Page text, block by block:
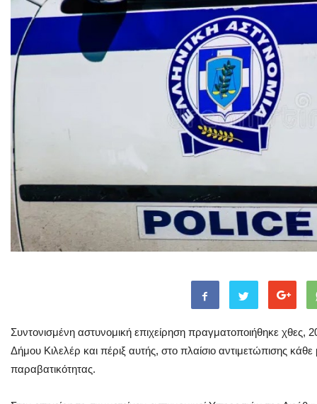
Συντονισμένη αστυνομική επιχείρηση πραγματοποιήθηκε χθες,
Δήμου Κιλελέρ και πέριξ αυτής, στο πλαίσιο αντιμετώπισης
παραβατικότητας.